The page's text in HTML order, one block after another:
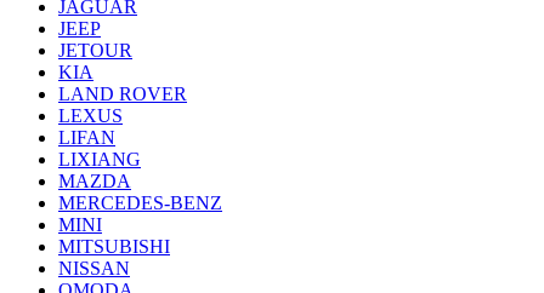
JAGUAR
JEEP
JETOUR
KIA
LAND ROVER
LEXUS
LIFAN
LIXIANG
MAZDA
MERCEDES-BENZ
MINI
MITSUBISHI
NISSAN